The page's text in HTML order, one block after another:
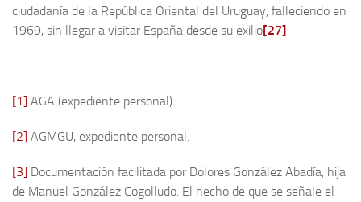
ciudadanía de la República Oriental del Uruguay, falleciendo en
1969, sin llegar a visitar España desde su exilio[27].
[1] AGA (expediente personal).
[2] AGMGU, expediente personal.
[3] Documentación facilitada por Dolores González Abadía, hija
de Manuel González Cogolludo. El hecho de que se señale el